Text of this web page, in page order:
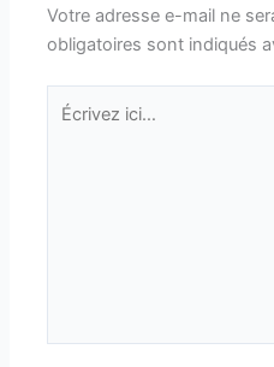
Votre adresse e-mail ne
obligatoires sont indiqués
Écrivez
ici…